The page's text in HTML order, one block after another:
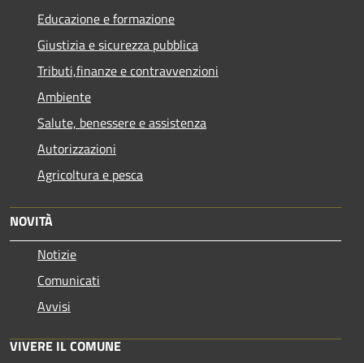
Educazione e formazione
Giustizia e sicurezza pubblica
Tributi,finanze e contravvenzioni
Ambiente
Salute, benessere e assistenza
Autorizzazioni
Agricoltura e pesca
NOVITÀ
Notizie
Comunicati
Avvisi
VIVERE IL COMUNE